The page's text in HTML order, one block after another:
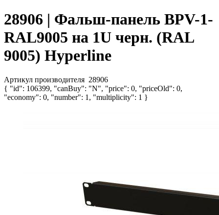
28906 | Фальш-панель BPV-1-
RAL9005 на 1U черн. (RAL
9005) Hyperline
Артикул производителя 28906
{ "id": 106399, "canBuy": "N", "price": 0, "priceOld": 0,
"economy": 0, "number": 1, "multiplicity": 1 }